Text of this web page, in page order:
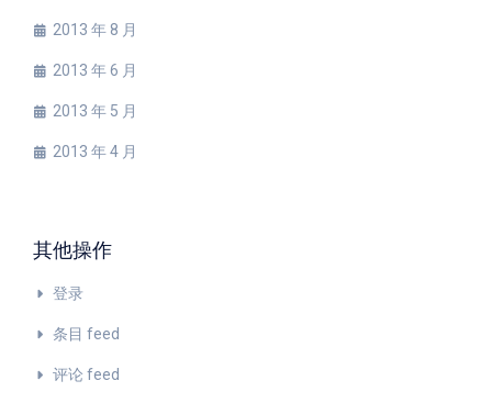
2013 年 8 月
2013 年 6 月
2013 年 5 月
2013 年 4 月
其他操作
登录
条目 feed
评论 feed